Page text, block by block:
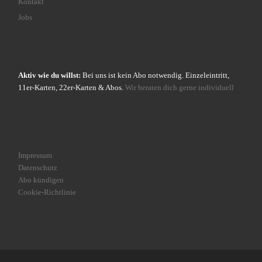
Kontakt
Jobs
Aktiv wie du willst: Bei uns ist kein Abo notwendig. Einzeleintritt,
11er-Karten, 22er-Karten & Abos. Wir beraten dich gerne individuell
Impressum
Datenschutz
Abo kündigen
Cookie-Richtlinie